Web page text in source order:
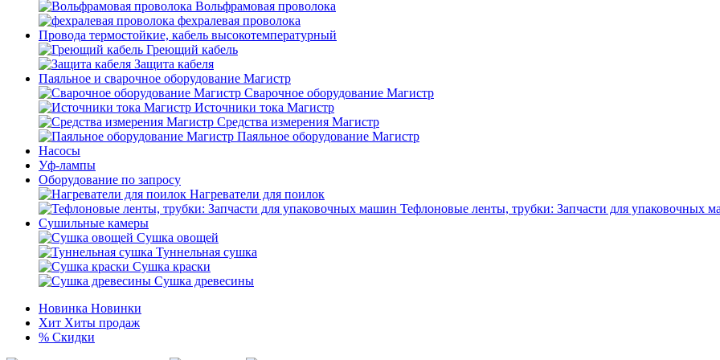
Вольфрамовая проволока
фехралевая проволока
Провода термостойкие, кабель высокотемпературный
Греющий кабель
Защита кабеля
Паяльное и сварочное оборудование Магистр
Сварочное оборудование Магистр
Источники тока Магистр
Средства измерения Магистр
Паяльное оборудование Магистр
Насосы
Уф-лампы
Оборудование по запросу
Нагреватели для поилок
Тефлоновые ленты, трубки: Запчасти для упаковочных
Сушильные камеры
Сушка овощей
Туннельная сушка
Сушка краски
Сушка древесины
Новинка Новинки
Хит Хиты продаж
% Скидки